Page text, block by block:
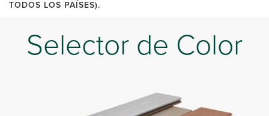
TODOS LOS PAÍSES).
Selector de Color